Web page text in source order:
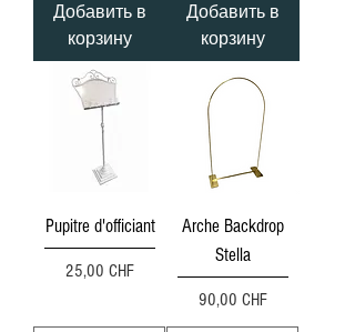
Добавить в
корзину
Добавить в
корзину
Pupitre d'officiant
Цена
25,00 CHF
Arche Backdrop
Stella
Цена
90,00 CHF